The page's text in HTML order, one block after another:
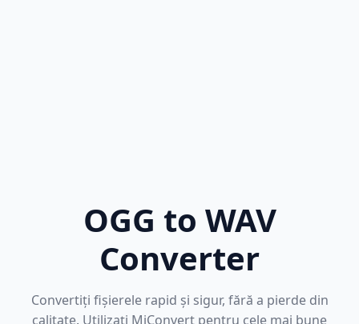
OGG to WAV
Converter
Convertiți fișierele rapid și sigur, fără a pierde din
calitate. Utilizați MiConvert pentru cele mai bune